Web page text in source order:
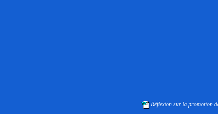
Réflexion sur la promotion